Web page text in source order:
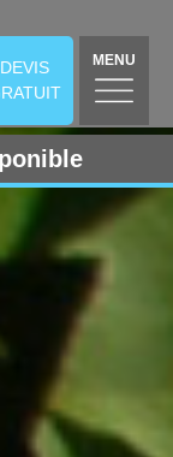
DEVIS
MENU